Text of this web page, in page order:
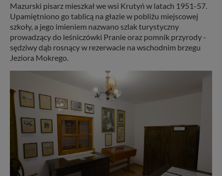
Mazurski pisarz mieszkał we wsi Krutyń w latach 1951-57.
Upamiętniono go tablicą na głazie w pobliżu miejscowej
szkoły, a jego imieniem nazwano szlak turystyczny
prowadzący do leśniczówki Pranie oraz pomnik przyrody -
sędziwy dąb rosnący w rezerwacie na wschodnim brzegu
Jeziora Mokrego.